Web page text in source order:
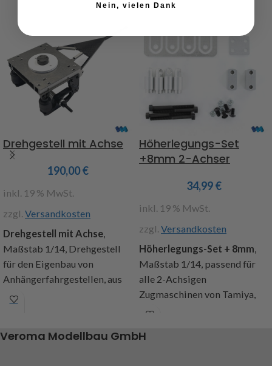
Drehgestell mit Achse
190,00€
inkl. 19 % MwSt.
zzgl. Versandkosten
Drehgestell mit Achse,
Maßstab 1/14, Drehgestell
für den Eigenbau von
Anhängerfahrgestellen, aus
Stahlblech gefertigt, Abm.:
165mm, ohne 100m, Höhe
Höherlegungs-Set
+8mm 2-Achser
34,99€
inkl. 19 % MwSt.
zzgl. Versandkosten
Höherlegungs-Set + 8mm,
Maßstab 1/14, passend für
alle 2-Achsigen
Zugmaschinen von Tamiya,
aus Aluminium gefertigt, mit
Verlängerungen, das Fahrzeug
Veroma Modellbau GmbH
Nein, vielen Dank